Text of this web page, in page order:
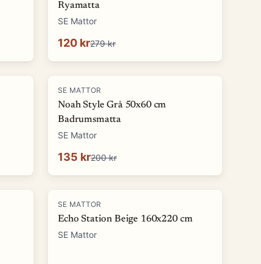
Ryamatta
SE Mattor
120 kr279 kr
-32%
SE MATTOR
Noah Style Grå 50x60 cm
Badrumsmatta
SE Mattor
135 kr200 kr
-87%
SE MATTOR
Echo Station Beige 160x220 cm
SE Mattor